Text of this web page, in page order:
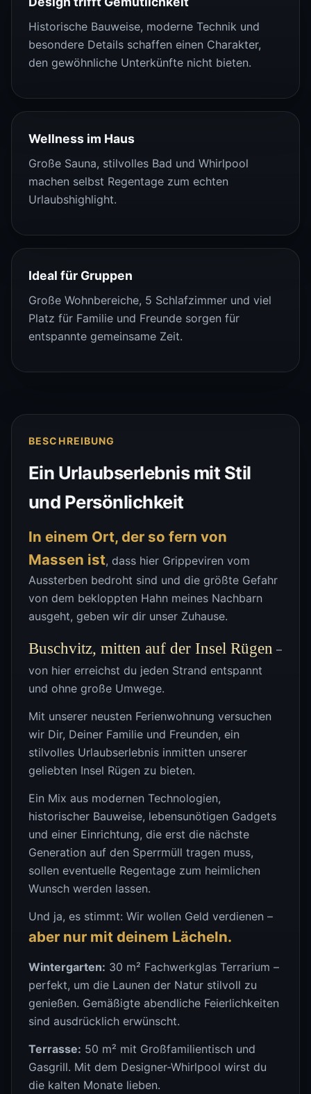
Historische Bauweise, moderne Technik und
besondere Details schaffen einen Charakter,
den gewöhnliche Unterkünfte nicht bieten.
Wellness im Haus
Große Sauna, stilvolles Bad und Whirlpool
machen selbst Regentage zum echten
Urlaubshighlight.
Ideal für Gruppen
Große Wohnbereiche, 5 Schlafzimmer und viel
Platz für Familie und Freunde sorgen für
entspannte gemeinsame Zeit.
BESCHREIBUNG
Ein Urlaubserlebnis mit Stil
und Persönlichkeit
In einem Ort, der so fern von
Massen ist, dass hier Grippeviren vom
Aussterben bedroht sind und die größte Gefahr
von dem bekloppten Hahn meines Nachbarn
ausgeht, geben wir dir unser Zuhause.
Buschvitz, mitten auf der Insel Rügen –
von hier erreichst du jeden Strand entspannt
und ohne große Umwege.
Mit unserer neusten Ferienwohnung versuchen
wir Dir, Deiner Familie und Freunden, ein
stilvolles Urlaubserlebnis inmitten unserer
geliebten Insel Rügen zu bieten.
Ein Mix aus modernen Technologien,
historischer Bauweise, lebensunötigen Gadgets
und einer Einrichtung, die erst die nächste
Generation auf den Sperrmüll tragen muss,
sollen eventuelle Regentage zum heimlichen
Wunsch werden lassen.
Und ja, es stimmt: Wir wollen Geld verdienen –
aber nur mit deinem Lächeln.
Wintergarten: 30 m² Fachwerkglas Terrarium –
perfekt, um die Launen der Natur stilvoll zu
genießen. Gemäßigte abendliche Feierlichkeiten
sind ausdrücklich erwünscht.
Terrasse: 50 m² mit Großfamilientisch und
Gasgrill. Mit dem Designer-Whirlpool wirst du
die kalten Monate lieben.